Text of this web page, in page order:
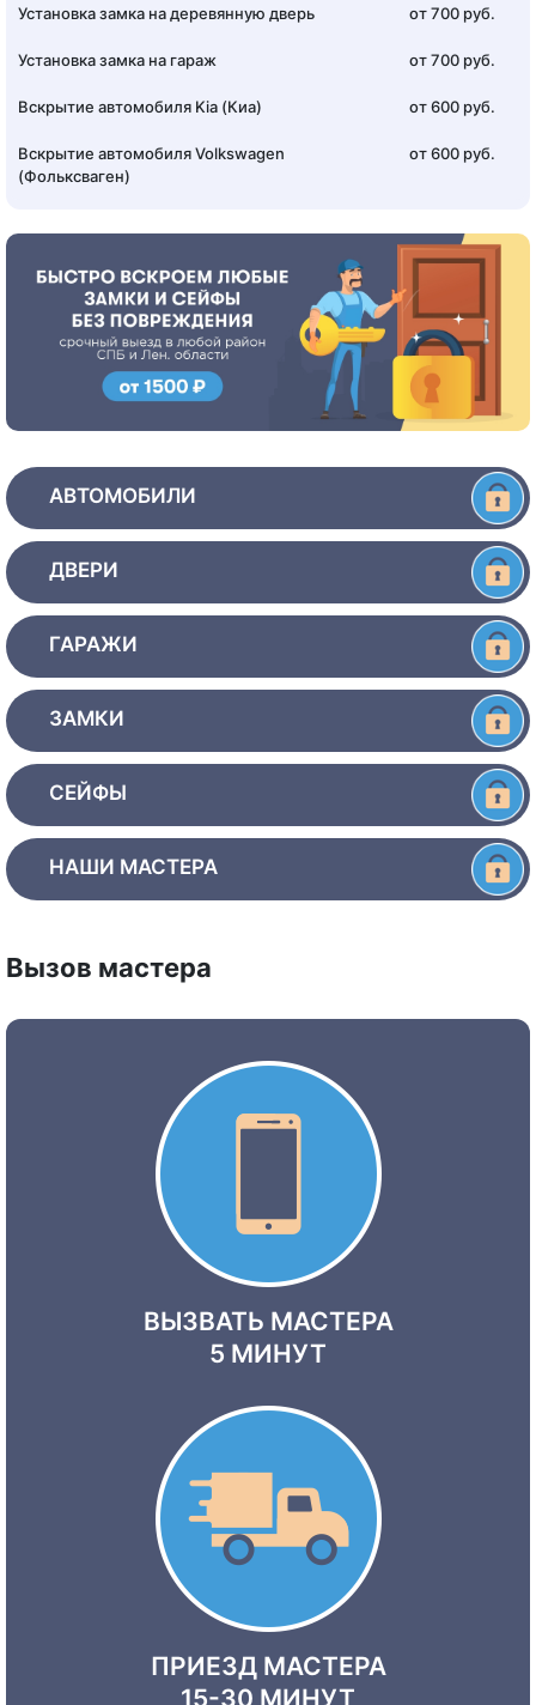
Установка замка на деревянную дверь от 700 руб.
Установка замка на гараж от 700 руб.
Вскрытие автомобиля Kia (Киа) от 600 руб.
Вскрытие автомобиля Volkswagen
(Фольксваген)
от 600 руб.
АВТОМОБИЛИ
ДВЕРИ
ГАРАЖИ
ЗАМКИ
СЕЙФЫ
НАШИ МАСТЕРА
Вызов мастера
ВЫЗВАТЬ МАСТЕРА
5 МИНУТ
ПРИЕЗД МАСТЕРА
15-30 МИНУТ